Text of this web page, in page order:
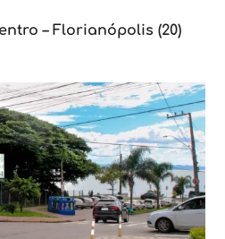
– Florianópolis (20)